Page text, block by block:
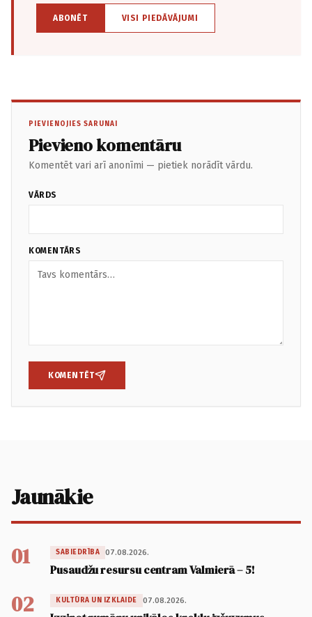
ABONĒT VISI PIEDĀVĀJUMI
PIEVIENOJIES SARUNAI
Pievieno komentāru
Komentēt vari arī anonīmi — pietiek norādīt vārdu.
VĀRDS
KOMENTĀRS
KOMENTĒT
Jaunākie
01 SABIEDRĪBA 07.08.2026.
Pusaudžu resursu centram Valmierā – 5!
02 KULTŪRA UN IZKLAIDE 07.08.2026.